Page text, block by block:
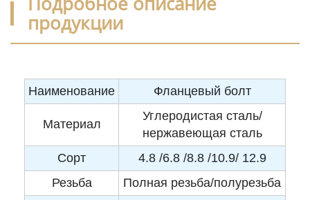
продукции
Наименование Фланцевый болт
Материал
Углеродистая сталь/
нержавеющая сталь
Сорт
4.8 /6.8 /8.8 /10.9/ 12.9
Резьба
Полная резьба/полурезьба